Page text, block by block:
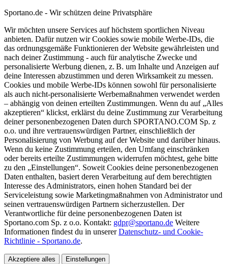
Sportano.de - Wir schützen deine Privatsphäre
Wir möchten unsere Services auf höchstem sportlichen Niveau
anbieten. Dafür nutzen wir Cookies sowie mobile Werbe-IDs, die
das ordnungsgemäße Funktionieren der Website gewährleisten und
nach deiner Zustimmung - auch für analytische Zwecke und
personalisierte Werbung dienen, z. B. um Inhalte und Anzeigen auf
deine Interessen abzustimmen und deren Wirksamkeit zu messen.
Cookies und mobile Werbe-IDs können sowohl für personalisierte
als auch nicht-personalisierte Werbemaßnahmen verwendet werden
– abhängig von deinen erteilten Zustimmungen. Wenn du auf „Alles
akzeptieren“ klickst, erklärst du deine Zustimmung zur Verarbeitung
deiner personenbezogenen Daten durch SPORTANO.COM Sp. z
o.o. und ihre vertrauenswürdigen Partner, einschließlich der
Personalisierung von Werbung auf der Website und darüber hinaus.
Wenn du keine Zustimmung erteilen, den Umfang einschränken
oder bereits erteilte Zustimmungen widerrufen möchtest, gehe bitte
zu den „Einstellungen“. Soweit Cookies deine personenbezogenen
Daten enthalten, basiert deren Verarbeitung auf dem berechtigten
Interesse des Administrators, einen hohen Standard bei der
Serviceleistung sowie Marketingmaßnahmen von Administrator und
seinen vertrauenswürdigen Partnern sicherzustellen. Der
Verantwortliche für deine personenbezogenen Daten ist
Sportano.com Sp. z o.o. Kontakt: gdpr@sportano.de Weitere
Informationen findest du in unsererDatenschutz- und Cookie-
Richtlinie - Sportano.de.
Akzeptiere alles Einstellungen